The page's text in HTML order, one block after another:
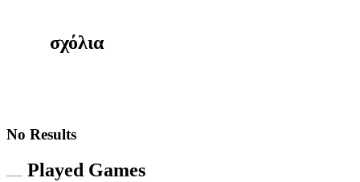
σχόλια
No Results
Played Games